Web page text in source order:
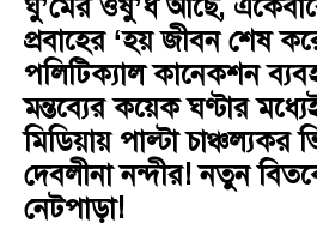
ঘু’মের ওষু’ধ আছে,
প্রবাহের ‘হয় জীবন শেষ
পলিটিক্যাল কানেকশন
মন্তব্যের কয়েক ঘণ্টার
মিডিয়ায় পাল্টা চাঞ্চল্যকর
দেবলীনা নন্দীর! নতুন
নেটপাড়া!